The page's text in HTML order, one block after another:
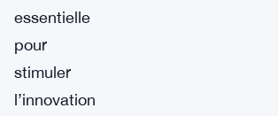
essentielle
pour
stimuler
l’innovation